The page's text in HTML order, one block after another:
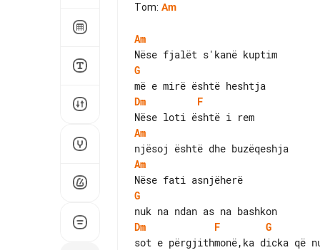
Tom: Am
Am
G
Dm
F
Am
Am
G
Dm
F
G
sot e përgjithmonë,ka dicka që